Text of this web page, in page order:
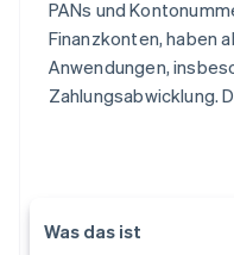
PANs und
Finanzkonten, haben
Anwendungen,
Zahlungsabwicklung.
Was das ist